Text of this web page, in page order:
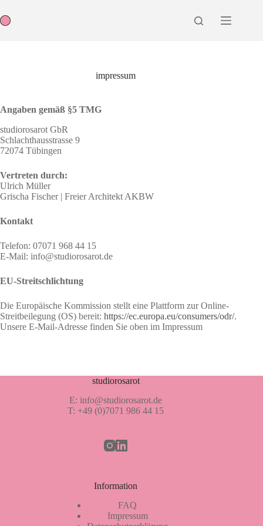
Inhalt
springen
impressum
Angaben gemäß §5 TMG
studiorosarot GbR
Schlachthausstrasse 9
72074 Tübingen
Vertreten durch:
Ulrich Müller
Grischa Fischer | Freier Architekt AKBW
Kontakt
Telefon: 07071 968 44 15
E-Mail: info@studiorosarot.de
EU-Streitschlichtung
Die Europäische Kommission stellt eine Plattform zur Online-
Streitbeilegung (OS) bereit: https://ec.europa.eu/consumers/odr/.
Unsere E-Mail-Adresse finden Sie oben im Impressum
studiorosarot
E: info@studiorosarot.de
T: +49 (0)7071 986 44 15
Information
FAQ
Impressum